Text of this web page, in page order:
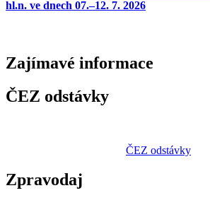
hl.n. ve dnech 07.–12. 7. 2026
Zajímavé informace
ČEZ odstávky
ČEZ odstávky
Zpravodaj